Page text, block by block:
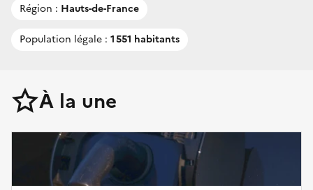
Région : Hauts-de-France
Population légale : 1 551 habitants
À la une